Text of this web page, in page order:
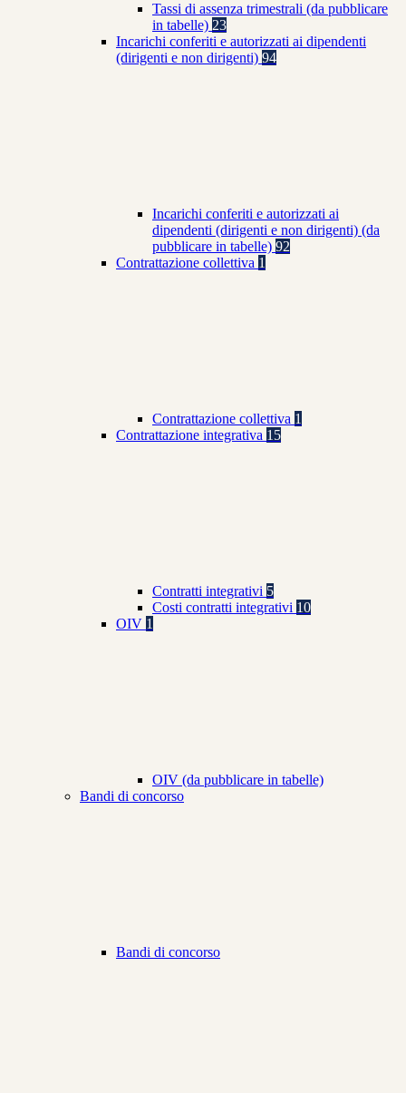
Tassi di assenza trimestrali (da pubblicare
in tabelle) 23
Incarichi conferiti e autorizzati ai dipendenti
(dirigenti e non dirigenti) 94
Incarichi conferiti e autorizzati ai
dipendenti (dirigenti e non dirigenti) (da
pubblicare in tabelle) 92
Contrattazione collettiva 1
Contrattazione collettiva 1
Contrattazione integrativa 15
Contratti integrativi 5
Costi contratti integrativi 10
OIV 1
OIV (da pubblicare in tabelle)
Bandi di concorso
Bandi di concorso